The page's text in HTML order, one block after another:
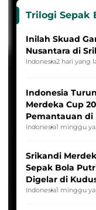
Trilogi Sepak
Inilah Skuad
Nusantara di
Indonesia2 hari yang
Indonesia
Merdeka Cup
Pemantauan di
League
Indonesia1 minggu
Srikandi
Sepak Bola
Digelar di
Indonesia1 minggu